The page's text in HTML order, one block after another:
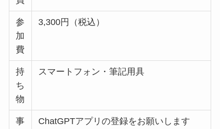
参
加
費
3,300円（税込）
持
ち
物
スマートフォン・筆記用具
事
ChatGPTアプリの登録をお願いします